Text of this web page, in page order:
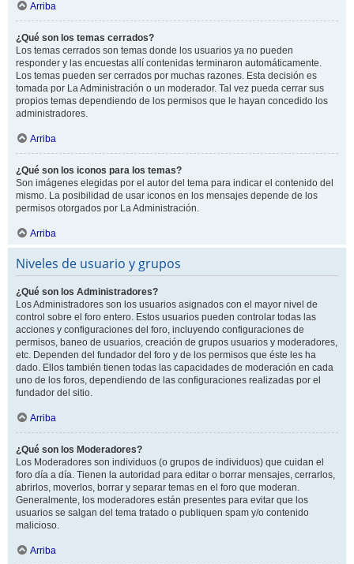
Arriba
¿Qué son los temas cerrados?
Los temas cerrados son temas donde los usuarios ya no pueden
responder y las encuestas allí contenidas terminaron automáticamente.
Los temas pueden ser cerrados por muchas razones. Esta decisión es
tomada por La Administración o un moderador. Tal vez pueda cerrar sus
propios temas dependiendo de los permisos que le hayan concedido los
administradores.
Arriba
¿Qué son los iconos para los temas?
Son imágenes elegidas por el autor del tema para indicar el contenido del
mismo. La posibilidad de usar iconos en los mensajes depende de los
permisos otorgados por La Administración.
Arriba
Niveles de usuario y grupos
¿Qué son los Administradores?
Los Administradores son los usuarios asignados con el mayor nivel de
control sobre el foro entero. Estos usuarios pueden controlar todas las
acciones y configuraciones del foro, incluyendo configuraciones de
permisos, baneo de usuarios, creación de grupos usuarios y moderadores,
etc. Dependen del fundador del foro y de los permisos que éste les ha
dado. Ellos también tienen todas las capacidades de moderación en cada
uno de los foros, dependiendo de las configuraciones realizadas por el
fundador del sitio.
Arriba
¿Qué son los Moderadores?
Los Moderadores son individuos (o grupos de individuos) que cuidan el
foro día a día. Tienen la autoridad para editar o borrar mensajes, cerrarlos,
abrirlos, moverlos, borrar y separar temas en el foro que moderan.
Generalmente, los moderadores están presentes para evitar que los
usuarios se salgan del tema tratado o publiquen spam y/o contenido
malicioso.
Arriba